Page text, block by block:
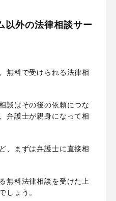
以外の法律相談サー
無料で受けられる法律相
談はその後の依頼につな
弁護士が親身になって相
、まずは弁護士に直接相
無料法律相談を受けた上
しょう。